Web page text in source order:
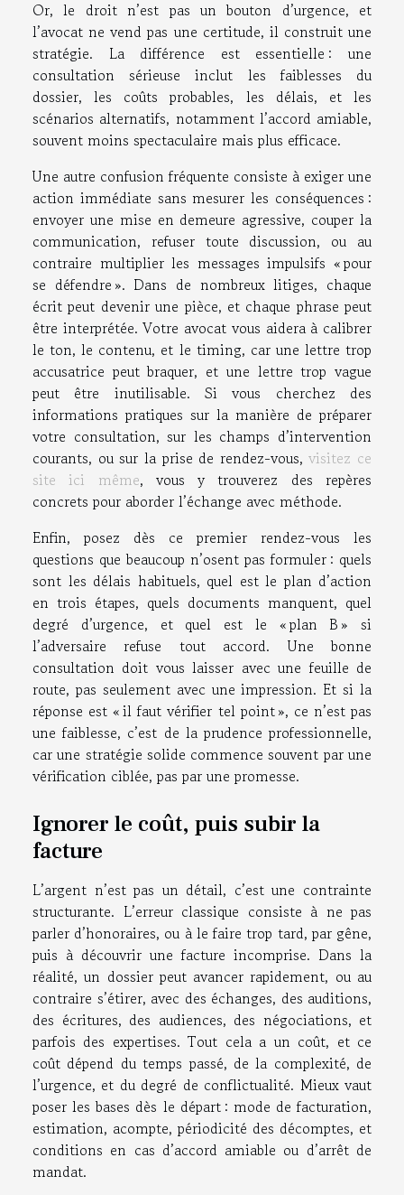
Or, le droit n’est pas un bouton d’urgence, et
l’avocat ne vend pas une certitude, il construit une
stratégie. La différence est essentielle : une
consultation sérieuse inclut les faiblesses du
dossier, les coûts probables, les délais, et les
scénarios alternatifs, notamment l’accord amiable,
souvent moins spectaculaire mais plus efficace.
Une autre confusion fréquente consiste à exiger une
action immédiate sans mesurer les conséquences :
envoyer une mise en demeure agressive, couper la
communication, refuser toute discussion, ou au
contraire multiplier les messages impulsifs « pour
se défendre ». Dans de nombreux litiges, chaque
écrit peut devenir une pièce, et chaque phrase peut
être interprétée. Votre avocat vous aidera à calibrer
le ton, le contenu, et le timing, car une lettre trop
accusatrice peut braquer, et une lettre trop vague
peut être inutilisable. Si vous cherchez des
informations pratiques sur la manière de préparer
votre consultation, sur les champs d’intervention
courants, ou sur la prise de rendez-vous,visitez ce
site ici même, vous y trouverez des repères
concrets pour aborder l’échange avec méthode.
Enfin, posez dès ce premier rendez-vous les
questions que beaucoup n’osent pas formuler : quels
sont les délais habituels, quel est le plan d’action
en trois étapes, quels documents manquent, quel
degré d’urgence, et quel est le « plan B » si
l’adversaire refuse tout accord. Une bonne
consultation doit vous laisser avec une feuille de
route, pas seulement avec une impression. Et si la
réponse est « il faut vérifier tel point », ce n’est pas
une faiblesse, c’est de la prudence professionnelle,
car une stratégie solide commence souvent par une
vérification ciblée, pas par une promesse.
Ignorer le coût, puis subir la
facture
L’argent n’est pas un détail, c’est une contrainte
structurante. L’erreur classique consiste à ne pas
parler d’honoraires, ou à le faire trop tard, par gêne,
puis à découvrir une facture incomprise. Dans la
réalité, un dossier peut avancer rapidement, ou au
contraire s’étirer, avec des échanges, des auditions,
des écritures, des audiences, des négociations, et
parfois des expertises. Tout cela a un coût, et ce
coût dépend du temps passé, de la complexité, de
l’urgence, et du degré de conflictualité. Mieux vaut
poser les bases dès le départ : mode de facturation,
estimation, acompte, périodicité des décomptes, et
conditions en cas d’accord amiable ou d’arrêt de
mandat.